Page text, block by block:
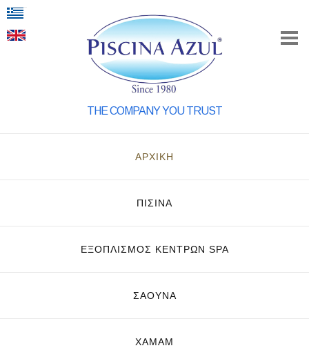
THE COMPANY YOU TRUST
ΑΡΧΙΚΗ
ΠΙΣΙΝΑ
ΕΞΟΠΛΙΣΜΌΣ ΚΈΝΤΡΩΝ SPA
ΣΑΟΥΝΑ
ΧΑΜΑΜ